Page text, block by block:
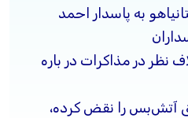
به پاسدار احمد
نظر در مذاکرات در باره
آتش‌بس را نقض کرده،